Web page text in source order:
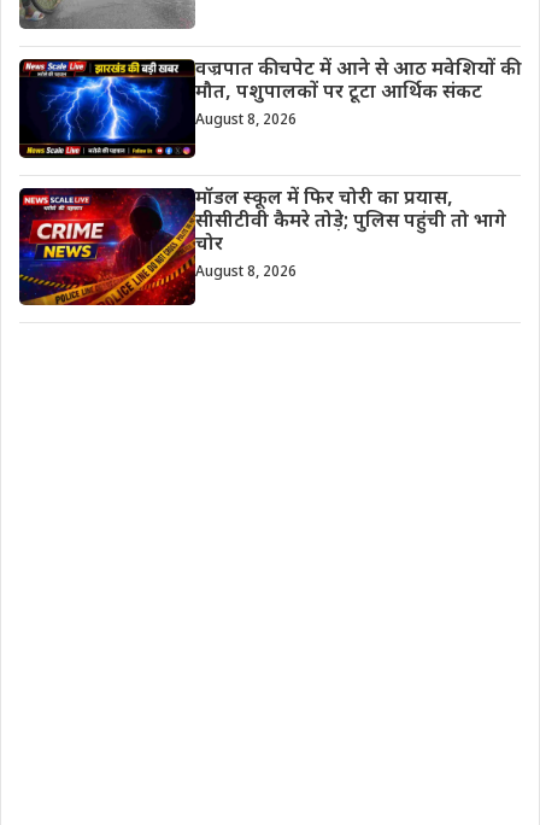
वज्रपात की चपेट में आने से आठ मवेशियों की
मौत, पशुपालकों पर टूटा आर्थिक संकट
August 8, 2026
मॉडल स्कूल में फिर चोरी का प्रयास,
सीसीटीवी कैमरे तोड़े; पुलिस पहुंची तो भागे
चोर
August 8, 2026